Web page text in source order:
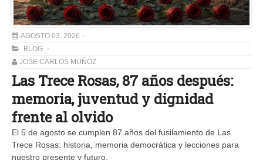
AGOSTO 03, 2026
BLOG
JOSE CARLOS MUÑOZ
Las Trece Rosas, 87 años después:
memoria, juventud y dignidad
frente al olvido
El 5 de agosto se cumplen 87 años del fusilamiento de Las
Trece Rosas: historia, memoria democrática y lecciones para
nuestro presente y futuro.